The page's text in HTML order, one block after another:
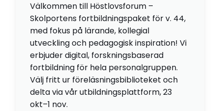
Välkommen till Höstlovsforum –
Skolportens fortbildningspaket för v. 44,
med fokus på lärande, kollegial
utveckling och pedagogisk inspiration! Vi
erbjuder digital, forskningsbaserad
fortbildning för hela personalgruppen.
Välj fritt ur föreläsningsbiblioteket och
delta via vår utbildningsplattform, 23
okt–1 nov.